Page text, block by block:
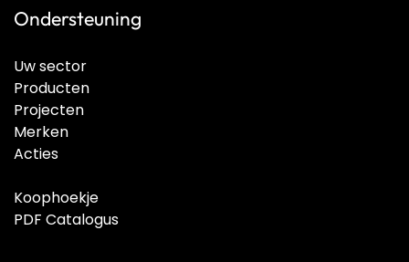
Ondersteuning
Uw sector
Producten
Projecten
Merken
Acties
Koophoekje
PDF Catalogus